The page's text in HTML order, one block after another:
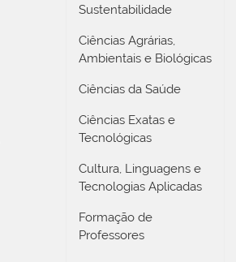
Sustentabilidade
Ciências Agrárias,
Ambientais e Biológicas
Ciências da Saúde
Ciências Exatas e
Tecnológicas
Cultura, Linguagens e
Tecnologias Aplicadas
Formação de
Professores